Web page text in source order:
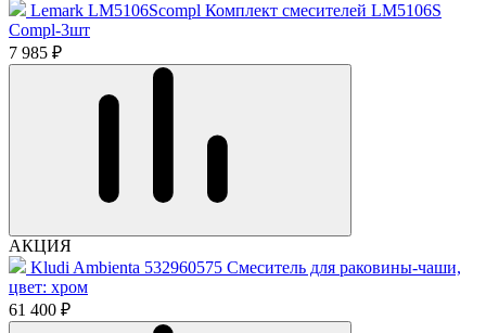
Lemark LM5106Scompl Комплект смесителей LM5106S
Compl-3шт
7 985 ₽
АКЦИЯ
Kludi Ambienta 532960575 Смеситель для раковины-чаши,
цвет: хром
61 400 ₽